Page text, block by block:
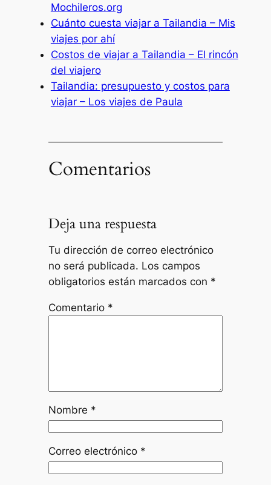
Mochileros.org
Cuánto cuesta viajar a Tailandia – Mis
viajes por ahí
Costos de viajar a Tailandia – El rincón
del viajero
Tailandia: presupuesto y costos para
viajar – Los viajes de Paula
Comentarios
Deja una respuesta
Tu dirección de correo electrónico
no será publicada. Los campos
obligatorios están marcados con *
Comentario *
Nombre *
Correo electrónico *